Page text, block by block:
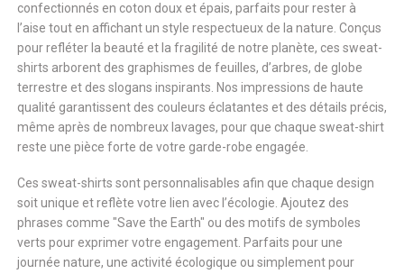
confectionnés en coton doux et épais, parfaits pour rester à
l’aise tout en affichant un style respectueux de la nature. Conçus
pour refléter la beauté et la fragilité de notre planète, ces sweat-
shirts arborent des graphismes de feuilles, d’arbres, de globe
terrestre et des slogans inspirants. Nos impressions de haute
qualité garantissent des couleurs éclatantes et des détails précis,
même après de nombreux lavages, pour que chaque sweat-shirt
reste une pièce forte de votre garde-robe engagée.
Ces sweat-shirts sont personnalisables afin que chaque design
soit unique et reflète votre lien avec l’écologie. Ajoutez des
phrases comme "Save the Earth" ou des motifs de symboles
verts pour exprimer votre engagement. Parfaits pour une
journée nature, une activité écologique ou simplement pour